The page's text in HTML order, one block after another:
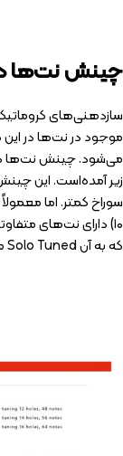
چینش نت‌ها
موجود در نت‌ها در
که به آن Solo Tuned می‌گویند.